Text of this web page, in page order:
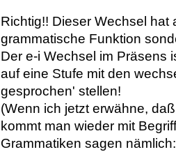
Richtig!! Dieser Wechsel hat
grammatische Funktion
Der e-i Wechsel im Präsens
auf eine Stufe mit den
gesprochen' stellen!
(Wenn ich jetzt erwähne,
kommt man wieder mit
Grammatiken sagen